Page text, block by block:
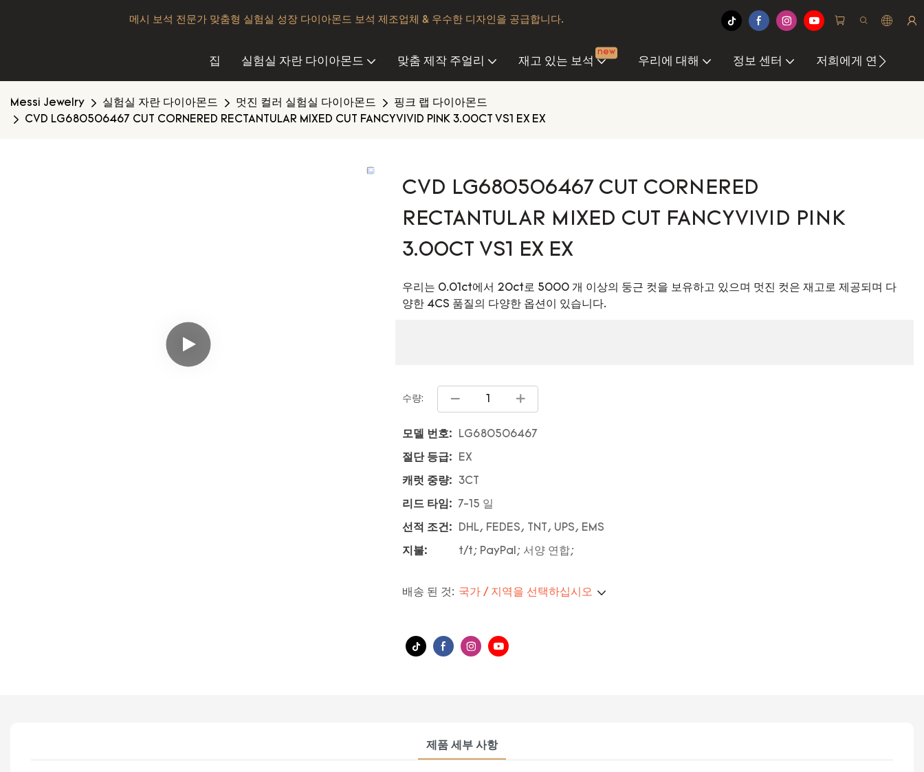
메시 보석 전문가 맞춤형 실험실 성장 다이아몬드 보석 제조업체 & 우수한 디자인을 공급합니다.
집 실험실 자란 다이아몬드 맞춤 제작 주얼리 재고 있는 보석
new
우리에 대해 정보 센터 저희에게 연락하십
Messi Jewelry 실험실 자란 다이아몬드 멋진 컬러 실험실 다이아몬드
핑크 랩 다이아몬드
CVD LG680506467 CUT CORNERED RECTANTULAR MIXED CUT FANCYVIVID PINK 3.00CT VS1 EX EX
CVD LG680506467 CUT CORNERED
RECTANTULAR MIXED CUT FANCYVIVID PINK
3.00CT VS1 EX EX
우리는 0.01ct에서 20ct로 5000 개 이상의 둥근 컷을 보유하고 있으며 멋진 컷은 재고로 제공되며 다
양한 4CS 품질의 다양한 옵션이 있습니다.
수량:
모델 번호: LG680506467
절단 등급: EX
캐럿 중량: 3CT
리드 타임: 7-15 일
선적 조건: DHL, FEDES, TNT, UPS, EMS
지불: t/t; PayPal; 서양 연합;
배송 된 것: 국가 / 지역을 선택하십시오
제품 세부 사항